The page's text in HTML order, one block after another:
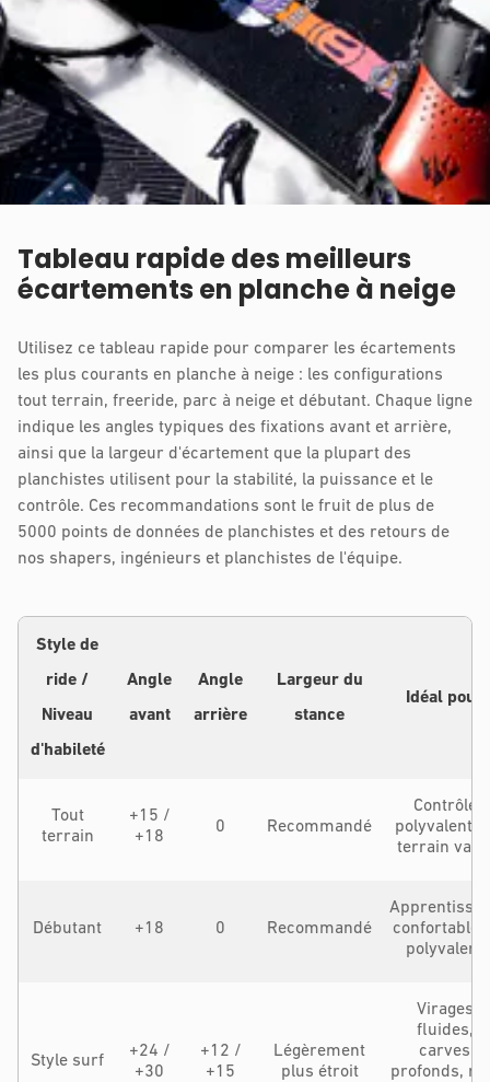
Tableau rapide des meilleurs
écartements en planche à neige
Utilisez ce tableau rapide pour comparer les écartements
les plus courants en planche à neige : les configurations
tout terrain, freeride, parc à neige et débutant. Chaque ligne
indique les angles typiques des fixations avant et arrière,
ainsi que la largeur d'écartement que la plupart des
planchistes utilisent pour la stabilité, la puissance et le
contrôle. Ces recommandations sont le fruit de plus de
5000 points de données de planchistes et des retours de
nos shapers, ingénieurs et planchistes de l'équipe.
Style de
ride /
Niveau
d'habileté
Angle
avant
Angle
arrière
Largeur du
stance
Idéal pour
Tout
terrain
+15 /
+18
0 Recommandé
Contrôle
polyvalent
terrain
Débutant +18 0 Recommandé
confortable
polyvalent
Style surf
+24 /
+30
+12 /
+15
Légèrement
plus étroit
Virages
fluides,
carves
profonds,